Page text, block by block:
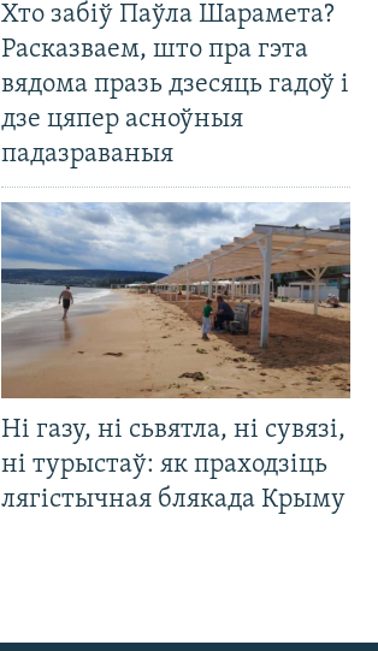
Хто забіў Паўла Шарамета?
Расказваем, што пра гэта
вядома празь дзесяць гадоў і
дзе цяпер асноўныя
падазраваныя
Ні газу, ні сьвятла, ні сувязі,
ні турыстаў: як праходзіць
лягістычная блякада Крыму